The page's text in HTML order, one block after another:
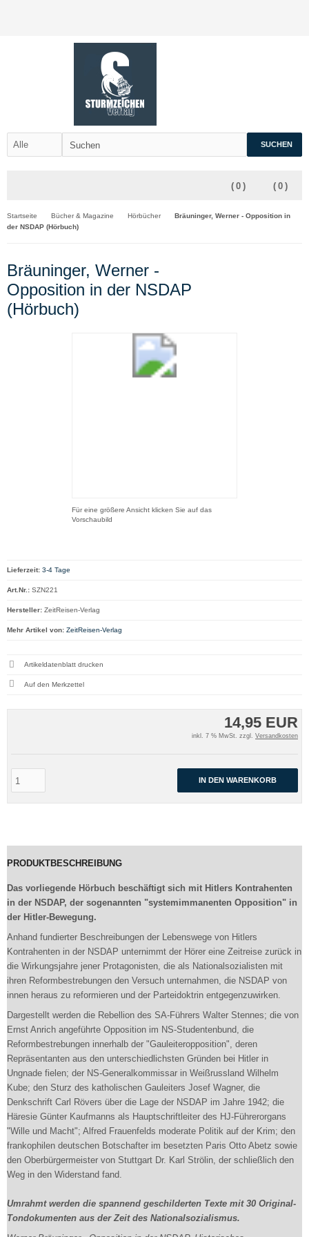
SUCHEN
( 0 )
( 0 )
Startseite Bücher & Magazine Hörbücher
Bräuninger, Werner - Opposition in
der NSDAP (Hörbuch)
Bräuninger, Werner -
Opposition in der NSDAP
(Hörbuch)
Für eine größere Ansicht klicken Sie auf das
Vorschaubild
14,95 EUR
inkl. 7 % MwSt. zzgl. Versandkosten
IN DEN WARENKORB
Lieferzeit: 3-4 Tage
Art.Nr.: SZN221
Hersteller: ZeitReisen-Verlag
Mehr Artikel von: ZeitReisen-Verlag
Artikeldatenblatt drucken
PRODUKTBESCHREIBUNG
Das vorliegende Hörbuch beschäftigt sich mit Hitlers Kontrahenten
in der NSDAP, der sogenannten "systemimmanenten Opposition" in
der Hitler-Bewegung.
Anhand fundierter Beschreibungen der Lebenswege von Hitlers
Kontrahenten in der NSDAP unternimmt der Hörer eine Zeitreise zurück in
die Wirkungsjahre jener Protagonisten, die als Nationalsozialisten mit
ihren Reformbestrebungen den Versuch unternahmen, die NSDAP von
innen heraus zu reformieren und der Parteidoktrin entgegenzuwirken.
Dargestellt werden die Rebellion des SA-Führers Walter Stennes; die von
Ernst Anrich angeführte Opposition im NS-Studentenbund, die
Reformbestrebungen innerhalb der "Gauleiteropposition", deren
Repräsentanten aus den unterschiedlichsten Gründen bei Hitler in
Ungnade fielen; der NS-Generalkommissar in Weißrussland Wilhelm
Kube; den Sturz des katholischen Gauleiters Josef Wagner, die
Denkschrift Carl Rövers über die Lage der NSDAP im Jahre 1942; die
Häresie Günter Kaufmanns als Hauptschriftleiter des HJ-Führerorgans
"Wille und Macht"; Alfred Frauenfelds moderate Politik auf der Krim; den
frankophilen deutschen Botschafter im besetzten Paris Otto Abetz sowie
den Oberbürgermeister von Stuttgart Dr. Karl Strölin, der schließlich den
Weg in den Widerstand fand.
Umrahmt werden die spannend geschilderten Texte mit 30 Original-
Tondokumenten aus der Zeit des Nationalsozialismus.